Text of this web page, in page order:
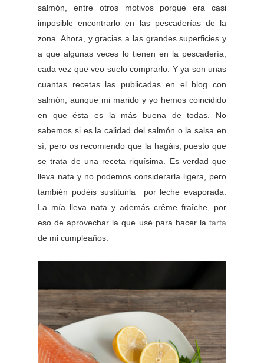
salmón, entre otros motivos porque era casi
imposible encontrarlo en las pescaderías de la
zona. Ahora, y gracias a las grandes superficies y
a que algunas veces lo tienen en la pescadería,
cada vez que veo suelo comprarlo. Y ya son unas
cuantas recetas las publicadas en el blog con
salmón, aunque mi marido y yo hemos coincidido
en que ésta es la más buena de todas. No
sabemos si es la calidad del salmón o la salsa en
sí, pero os recomiendo que la hagáis, puesto que
se trata de una receta riquísima. Es verdad que
lleva nata y no podemos considerarla ligera, pero
también podéis sustituirla por leche evaporada.
La mía lleva nata y además crême fraîche, por
eso de aprovechar la que usé para hacer la tarta
de mi cumpleaños.